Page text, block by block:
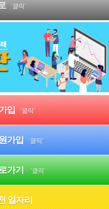
`클릭`
입 `클릭`
가입 `클릭`
가기 `클릭`
일자리